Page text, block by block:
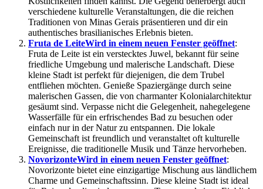
verschiedene kulturelle Veranstaltungen, die die reichen
Traditionen von Minas Gerais präsentieren und dir ein
authentisches brasilianisches Erlebnis bieten.
Fruta de LeiteWird in einem neuen Fenster geöffnet:
Fruta de Leite ist ein verstecktes Juwel, bekannt für seine
friedliche Umgebung und malerische Landschaft. Diese
kleine Stadt ist perfekt für diejenigen, die dem Trubel
entfliehen möchten. Genieße Spaziergänge durch seine
malerischen Gassen, die von charmanter Kolonialarchitektur
gesäumt sind. Verpasse nicht die Gelegenheit, nahegelegene
Wasserfälle für ein erfrischendes Bad zu besuchen oder
einfach nur in der Natur zu entspannen. Die lokale
Gemeinschaft ist freundlich und veranstaltet oft kulturelle
Ereignisse, die traditionelle Musik und Tänze hervorheben.
NovorizonteWird in einem neuen Fenster geöffnet:
Novorizonte bietet eine einzigartige Mischung aus ländlichem
Charme und Gemeinschaftssinn. Diese kleine Stadt ist ideal